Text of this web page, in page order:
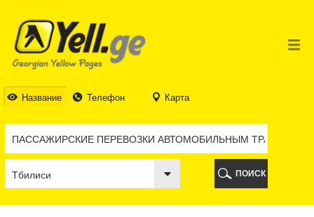
Название Телефон Карта
ТБИЛИСИ
ТБИЛИСИ
АБХАЗИЯ
ГАЛИ
БАТУМИ
КОБУЛЕТИ
ШУАХЕВИ
ЧАКВИ
ПОИСК